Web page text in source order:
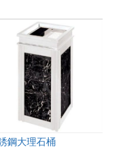
鋼大理石桶